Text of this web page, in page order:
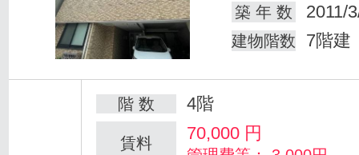
築 年 数
2011/
建物階数 7階建
階 数 4階
賃料 70,000 円